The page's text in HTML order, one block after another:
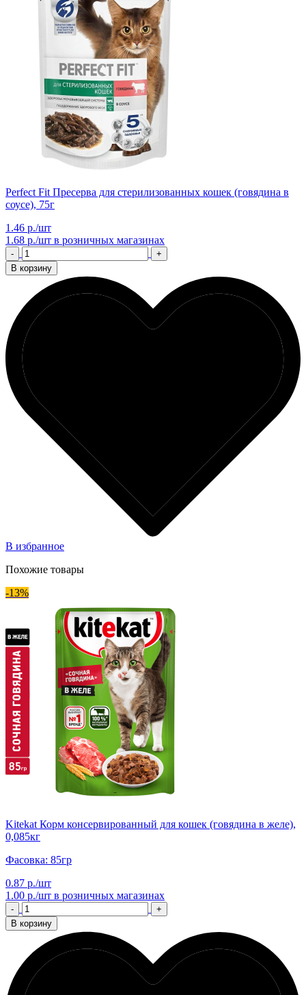
Perfect Fit Пресерва для стерилизованных кошек (говядина в
соусе), 75г
1.46 р./шт
1.68 р./шт в розничных магазинах
-
+
В корзину
В избранное
Похожие товары
-13%
Kitekat Корм консервированный для кошек (говядина в желе),
0,085кг
Фасовка: 85гр
0.87 р./шт
1.00 р./шт в розничных магазинах
-
+
В корзину